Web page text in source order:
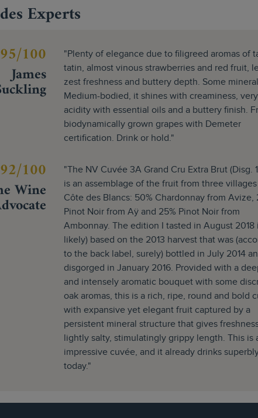
Experts
95/100
James
"Plenty of elegance due to filigreed aromas of
tatin, almost vinous strawberries and red fruit,
zest freshness and buttery depth. Some
Medium-bodied, it shines with creaminess,
acidity with essential oils and a buttery finish.
biodynamically grown grapes with Demeter
certification. Drink or hold."
92/100
Wine
"The NV Cuvée 3A Grand Cru Extra Brut (Disg.
is an assemblage of the fruit from three
Côte des Blancs: 50% Chardonnay from Avize,
Pinot Noir from Aÿ and 25% Pinot Noir from
Ambonnay. The edition I tasted in August 2018
likely) based on the 2013 harvest that was
to the back label, surely) bottled in July 2014
disgorged in January 2016. Provided with a
and intensely aromatic bouquet with some
oak aromas, this is a rich, ripe, round and bold
with expansive yet elegant fruit captured by a
persistent mineral structure that gives
lightly salty, stimulatingly grippy length. This is
impressive cuvée, and it already drinks
today."